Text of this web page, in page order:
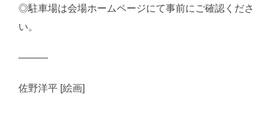
◎駐車場は会場ホームページにて事前にご確認くださ
い。
―――
佐野洋平 [絵画]